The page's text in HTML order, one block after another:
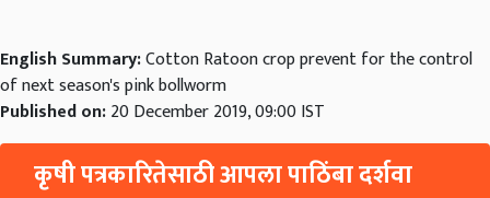
English Summary:Cotton Ratoon crop prevent for the control
of next season's pink bollworm
Published on:20 December 2019, 09:00 IST
कृषी पत्रकारितेसाठी आपला पाठिंबा दर्शवा